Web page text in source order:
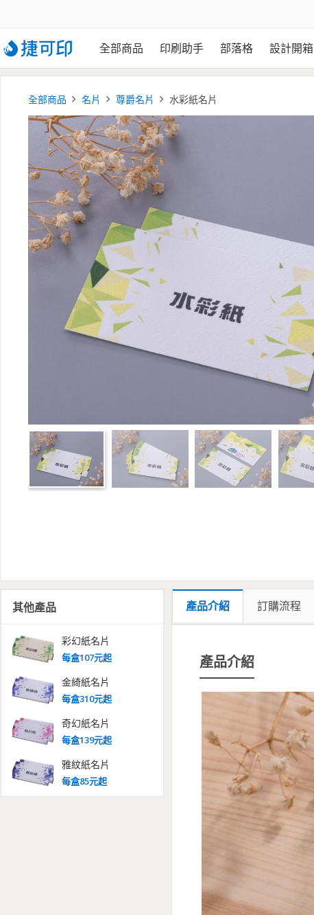
全部商品 印刷助手 部落格 設計開箱
全部商品 名片 尊爵名片 水彩紙名片
其他產品
彩幻紙名片
每盒107元起
金綺紙名片
每盒310元起
奇幻紙名片
每盒139元起
雅紋紙名片
每盒85元起
產品介紹 訂購流程
產品介紹